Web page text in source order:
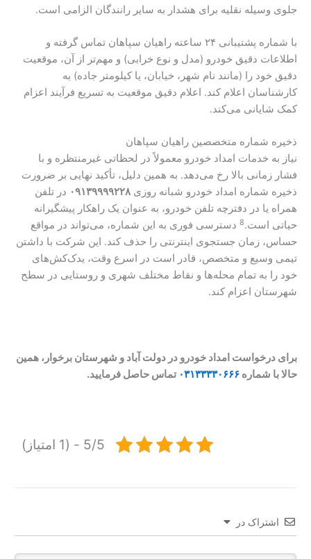
جلوی وسیله نقلیه برای هشدار به سایر رانندگان الزامی است.
با شماره پشتیبانی ۲۴ ساعته راهیان سپاهان تماس گرفته و
اطلاعات دقیق خودرو (مدل و نوع خرابی) و مهم‌تر از آن، موقعیت
دقیق خود را (مانند نام شهر، خیابان، یا کیلومتر جاده) به
کارشناسان اعلام کند. اعلام دقیق موقعیت به تسریع فرآیند اعزام
کمک شایانی می‌کند.
ذخیره شماره متخصصین راهیان سپاهان
نیاز به خدمات امداد خودرو معمولاً در لحظاتی غیرمنتظره و با
فشار زمانی بالا رخ می‌دهد. به همین دلیل، تأکید نهایی بر ضرورت
ذخیره شماره امداد خودرو شبانه روزی۰۹۱۳۹۹۹۹۲۲۸ در تلفن
همراه یا در دفترچه تلفن خودرو، به عنوان یک راهکار پیشگیرانه
حیاتی است.8 دسترسی فوری به این شماره، می‌تواند در مواقع
حساس، زمان جستجوی اینترنتی را حذف کند. این شرکت با داشتن
تیمی وسیع و متخصص، قادر است در اسرع وقت، یدک‌کش‌های
خود را به تمام محله‌ها و نقاط مختلف شهری و روستایی در سطح
شهرستان اعزام کند.
برای درخواست امداد خودرو در دولت آباد و شهرستان برخوار، همین
حالا با شماره ۰۳۱۳۳۳۳۰۶۶۶ تماس حاصل فرمایید.
5/5 - (1 امتیاز)
اشتراک در